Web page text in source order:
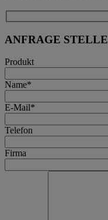
ANFRAGE
Produkt
Name*
E-Mail*
Telefon
Firma